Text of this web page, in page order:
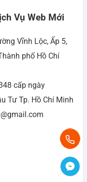
Vụ Web Mới
Vĩnh Lộc, Ấp 5,
phố Hồ Chí
cấp ngày
Tư Tp. Hồ Chí Minh